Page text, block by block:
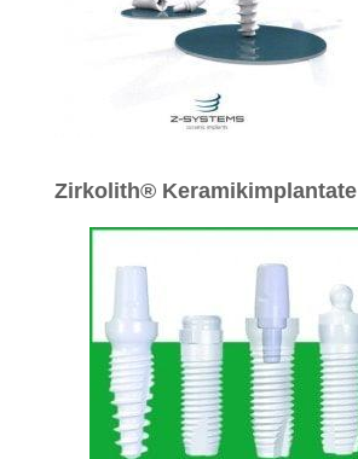
Zirkolith® Keramikimplantate